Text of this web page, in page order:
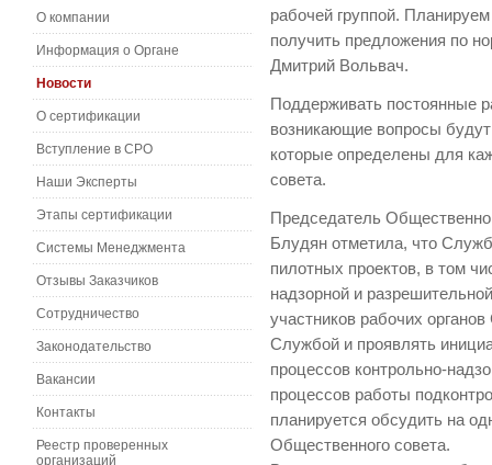
рабочей группой.
получить предложения по
Дмитрий Вольвач.
Поддерживать постоянные
возникающие вопросы
которые определены для
совета.
Председатель
Блудян отметила, что
пилотных проектов, в том
надзорной и
участников рабочих
Службой и проявлять
процессов контрольно-
процессов работы
планируется обсудить на
Общественного совета.
О компании
Информация о Органе
Новости
О сертификации
Вступление в СРО
Наши Эксперты
Этапы сертификации
Системы Менеджмента
Отзывы Заказчиков
Сотрудничество
Законодательство
Вакансии
Контакты
Реестр проверенных
организаций